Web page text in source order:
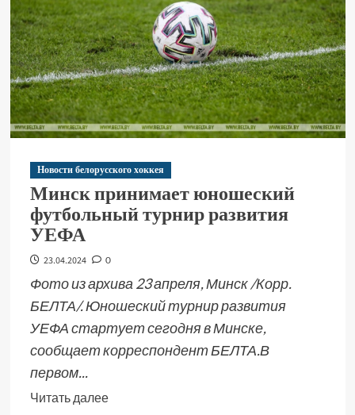
Новости белорусского хоккея
Минск принимает юношеский
футбольный турнир развития
УЕФА
23.04.2024 0
Фото из архива 23 апреля, Минск /Корр.
БЕЛТА/. Юношеский турнир развития
УЕФА стартует сегодня в Минске,
сообщает корреспондент БЕЛТА.В
первом...
Читать далее